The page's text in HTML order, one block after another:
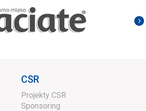
CSR
Projekty CSR
Sponsoring